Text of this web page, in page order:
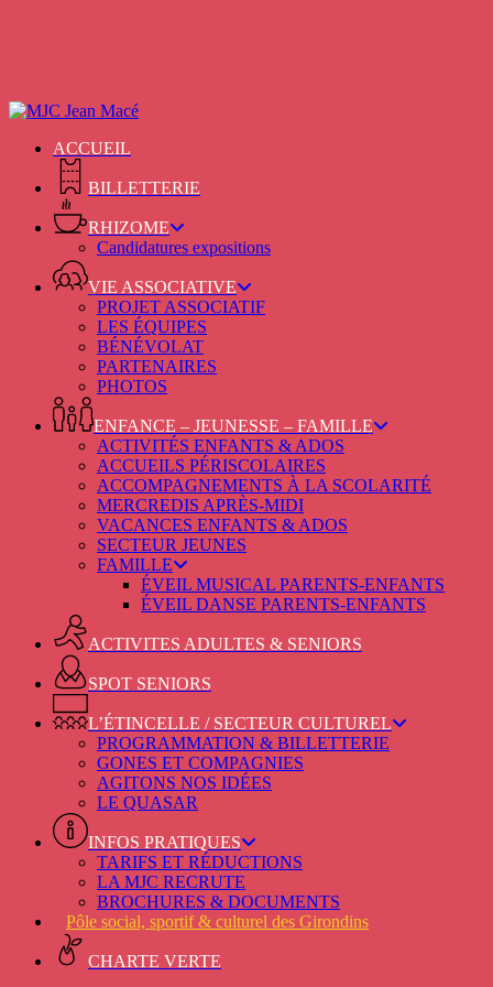
ACCUEIL
BILLETTERIE
RHIZOME
Candidatures expositions
VIE ASSOCIATIVE
PROJET ASSOCIATIF
LES ÉQUIPES
BÉNÉVOLAT
PARTENAIRES
PHOTOS
ENFANCE – JEUNESSE – FAMILLE
ACTIVITÉS ENFANTS & ADOS
ACCUEILS PÉRISCOLAIRES
ACCOMPAGNEMENTS À LA SCOLARITÉ
MERCREDIS APRÈS-MIDI
VACANCES ENFANTS & ADOS
SECTEUR JEUNES
FAMILLE
ÉVEIL MUSICAL PARENTS-ENFANTS
ÉVEIL DANSE PARENTS-ENFANTS
ACTIVITES ADULTES & SENIORS
SPOT SENIORS
L’ÉTINCELLE / SECTEUR CULTUREL
PROGRAMMATION & BILLETTERIE
GONES ET COMPAGNIES
AGITONS NOS IDÉES
LE QUASAR
INFOS PRATIQUES
TARIFS ET RÉDUCTIONS
LA MJC RECRUTE
BROCHURES & DOCUMENTS
Pôle social, sportif & culturel des Girondins
CHARTE VERTE